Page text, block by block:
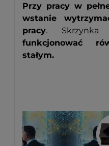
Przy pracy w
wstanie
pracy.
funkcjonować
stałym.